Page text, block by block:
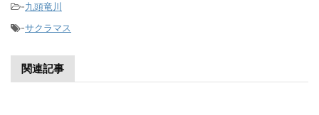
-九頭竜川
-サクラマス
関連記事